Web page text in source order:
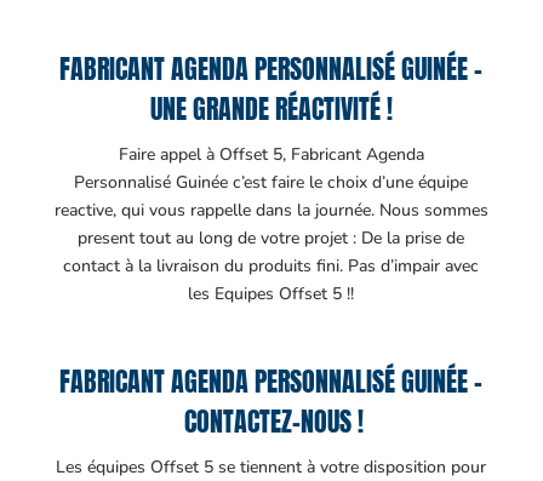
FABRICANT AGENDA PERSONNALISÉ GUINÉE –
UNE GRANDE RÉACTIVITÉ !
Faire appel à Offset 5, Fabricant Agenda
Personnalisé Guinée c’est faire le choix d’une équipe
reactive, qui vous rappelle dans la journée. Nous sommes
present tout au long de votre projet : De la prise de
contact à la livraison du produits fini. Pas d’impair avec
les Equipes Offset 5 !!
FABRICANT AGENDA PERSONNALISÉ GUINÉE –
CONTACTEZ-NOUS !
Les équipes Offset 5 se tiennent à votre disposition pour